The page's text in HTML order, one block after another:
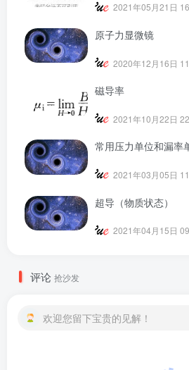
2021年05月21日
原子力显微镜
2020年12月16日
磁导率
2021年10月22日
常用压力单位和漏率
2021年03月05日
超导（物质状态）
2021年04月15日
评论 抢沙发
欢迎您留下宝贵的见解！